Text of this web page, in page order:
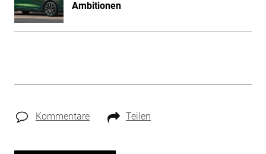
Ambitionen
Kommentare Teilen